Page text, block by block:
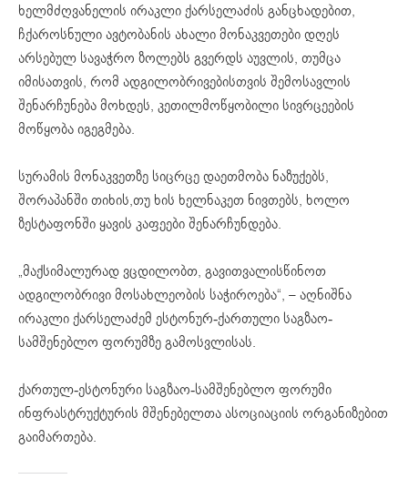
ხელმძღვანელის ირაკლი ქარსელაძის განცხადებით,
ჩქაროსნული ავტობანის ახალი მონაკვეთები დღეს
არსებულ სავაჭრო ზოლებს გვერდს აუვლის, თუმცა
იმისათვის, რომ ადგილობრივებისთვის შემოსავლის
შენარჩუნება მოხდეს, კეთილმოწყობილი სივრცეების
მოწყობა იგეგმება.
სურამის მონაკვეთზე სიცრცე დაეთმობა ნაზუქებს,
შორაპანში თიხის,თუ ხის ხელნაკეთ ნივთებს, ხოლო
ზესტაფონში ყავის კაფეები შენარჩუნდება.
„მაქსიმალურად ვცდილობთ, გავითვალისწინოთ
ადგილობრივი მოსახლეობის საჭიროება“, – აღნიშნა
ირაკლი ქარსელაძემ ესტონურ-ქართული საგზაო-
სამშენებლო ფორუმზე გამოსვლისას.
ქართულ-ესტონური საგზაო-სამშენებლო ფორუმი
ინფრასტრუქტურის მშენებელთა ასოციაციის ორგანიზებით
გაიმართება.